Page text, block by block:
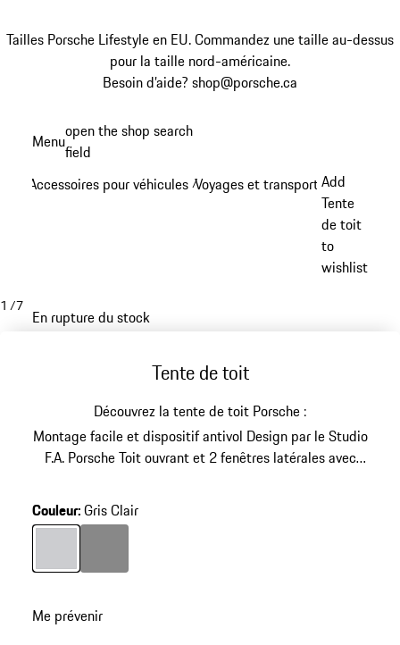
Tailles Porsche Lifestyle en EU. Commandez une taille au-dessus
pour la taille nord-américaine.
Besoin d’aide? shop@porsche.ca
principal
Menuopen the shop search
field
Accessoires pour véhicules /Voyages et transports/
Add
Tente
de toit
to
wishlist
1 /7
En rupture du stock
Tente de toit
Découvrez la tente de toit Porsche :
Montage facile et dispositif antivol Design par le Studio
F.A. PorscheToit ouvrant et 2 fenêtres latérales avec
Couleur:Gris Clair
Me prévenir